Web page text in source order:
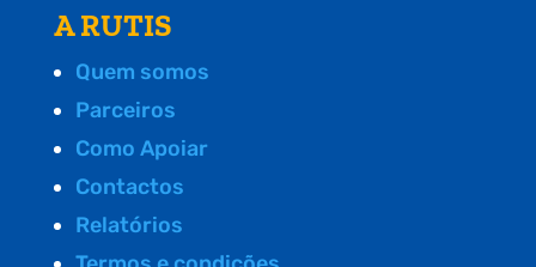
A RUTIS
Quem somos
Parceiros
Como Apoiar
Contactos
Relatórios